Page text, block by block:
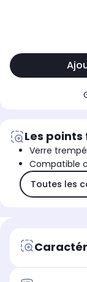
Les
Verre trempé
Compatible
Toutes les